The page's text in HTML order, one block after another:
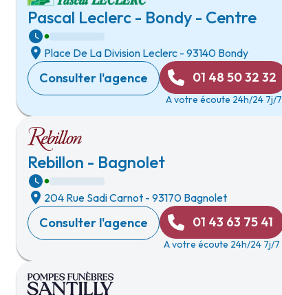
Pascal Leclerc - Bondy - Centre
Place De La Division Leclerc - 93140 Bondy
Consulter l'agence 01 48 50 32 32
A votre écoute 24h/24 7j/7
Rebillon - Bagnolet
204 Rue Sadi Carnot - 93170 Bagnolet
Consulter l'agence 01 43 63 75 41
A votre écoute 24h/24 7j/7